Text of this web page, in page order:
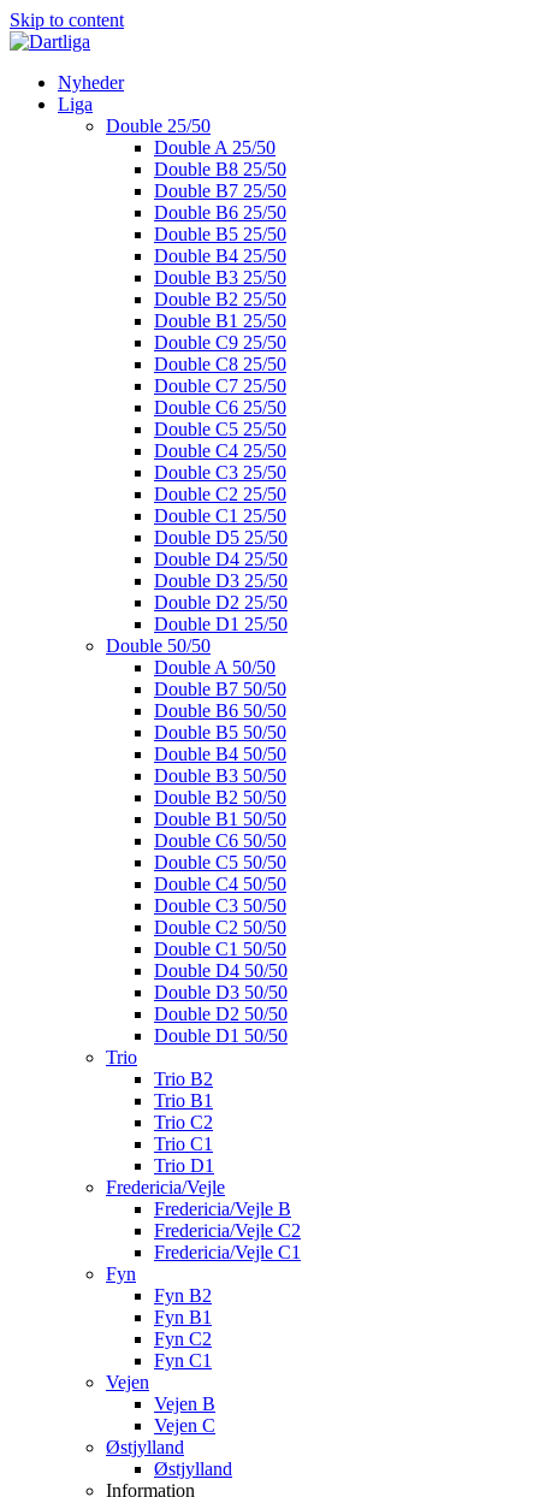
Skip to content
Nyheder
Liga
Double 25/50
Double A 25/50
Double B8 25/50
Double B7 25/50
Double B6 25/50
Double B5 25/50
Double B4 25/50
Double B3 25/50
Double B2 25/50
Double B1 25/50
Double C9 25/50
Double C8 25/50
Double C7 25/50
Double C6 25/50
Double C5 25/50
Double C4 25/50
Double C3 25/50
Double C2 25/50
Double C1 25/50
Double D5 25/50
Double D4 25/50
Double D3 25/50
Double D2 25/50
Double D1 25/50
Double 50/50
Double A 50/50
Double B7 50/50
Double B6 50/50
Double B5 50/50
Double B4 50/50
Double B3 50/50
Double B2 50/50
Double B1 50/50
Double C6 50/50
Double C5 50/50
Double C4 50/50
Double C3 50/50
Double C2 50/50
Double C1 50/50
Double D4 50/50
Double D3 50/50
Double D2 50/50
Double D1 50/50
Trio
Trio B2
Trio B1
Trio C2
Trio C1
Trio D1
Fredericia/Vejle
Fredericia/Vejle B
Fredericia/Vejle C2
Fredericia/Vejle C1
Fyn
Fyn B2
Fyn B1
Fyn C2
Fyn C1
Vejen
Vejen B
Vejen C
Østjylland
Østjylland
Information